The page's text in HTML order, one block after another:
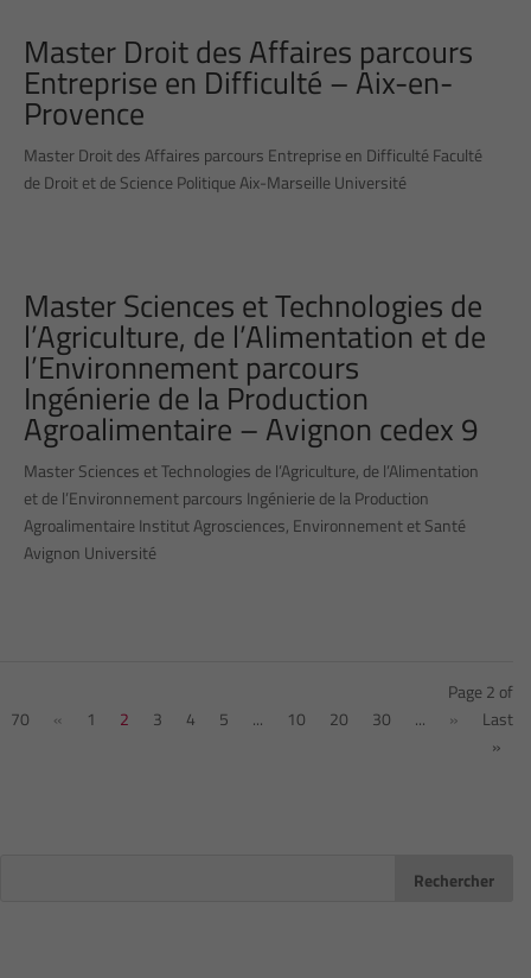
Master Droit des Affaires parcours
Entreprise en Difficulté – Aix-en-
Provence
Master Droit des Affaires parcours Entreprise en Difficulté Faculté
de Droit et de Science Politique Aix-Marseille Université
Master Sciences et Technologies de
l’Agriculture, de l’Alimentation et de
l’Environnement parcours
Ingénierie de la Production
Agroalimentaire – Avignon cedex 9
Master Sciences et Technologies de l’Agriculture, de l’Alimentation
et de l’Environnement parcours Ingénierie de la Production
Agroalimentaire Institut Agrosciences, Environnement et Santé
Avignon Université
Page 2 of
70
« 1 2 3 4 5 ... 10 20 30 ... »
Last
»